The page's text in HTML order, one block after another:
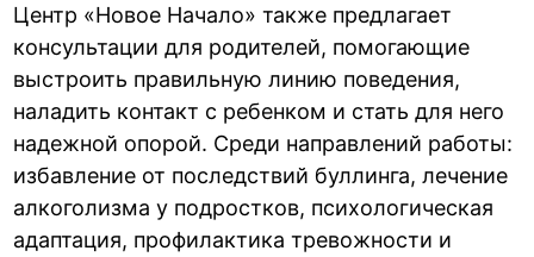
Центр «Новое Начало» также предлагает
консультации для родителей, помогающие
выстроить правильную линию поведения,
наладить контакт с ребенком и стать для него
надежной опорой. Среди направлений работы:
избавление от последствий буллинга, лечение
алкоголизма у подростков, психологическая
адаптация, профилактика тревожности и